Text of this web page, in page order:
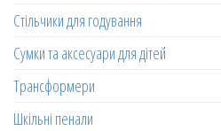
Стільчики для годування
Сумки та аксесуари для дітей
Трансформери
Шкільні пенали